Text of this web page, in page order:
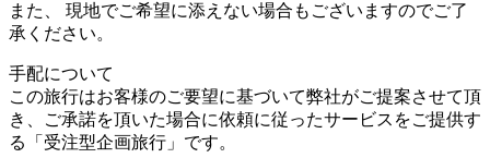
また、 現地でご希望に添えない場合もございますのでご了
承ください。
手配について
この旅行はお客様のご要望に基づいて弊社がご提案させて頂
き、ご承諾を頂いた場合に依頼に従ったサービスをご提供す
る「受注型企画旅行」です。